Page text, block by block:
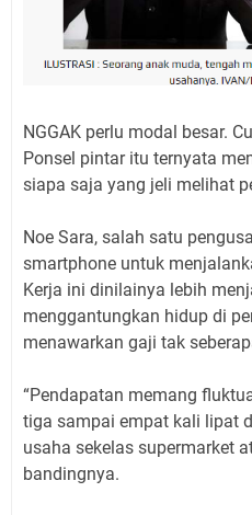
NGGAK perlu modal besar.
Ponsel pintar itu ternyata
siapa saja yang jeli melihat
Noe Sara, salah satu
smartphone untuk
Kerja ini dinilainya lebih
menggantungkan hidup di
menawarkan gaji tak
“Pendapatan memang
tiga sampai empat kali lipat
usaha sekelas supermarket
bandingnya.